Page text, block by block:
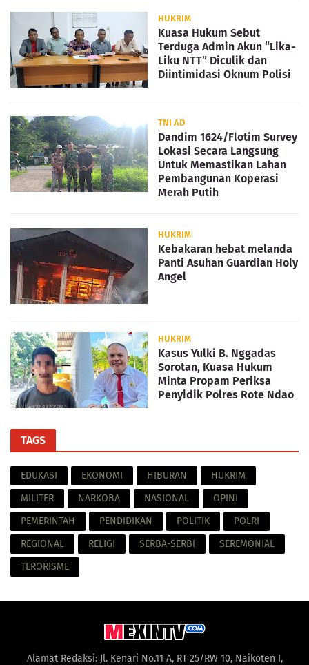
HUKRIM
Kuasa Hukum Sebut
Terduga Admin Akun “Lika-
Liku NTT” Diculik dan
Diintimidasi Oknum Polisi
TNI AD
Dandim 1624/Flotim Survey
Lokasi Secara Langsung
Untuk Memastikan Lahan
Pembangunan Koperasi
Merah Putih
HUKRIM
Kebakaran hebat melanda
Panti Asuhan Guardian Holy
Angel
HUKRIM
Kasus Yulki B. Nggadas
Sorotan, Kuasa Hukum
Minta Propam Periksa
Penyidik Polres Rote Ndao
TAGS
EDUKASI EKONOMI HIBURAN
HUKRIM
MILITER
NARKOBA NASIONAL
OPINI
PEMERINTAH
PENDIDIKAN POLITIK
POLRI
REGIONAL
RELIGI SERBA-SERBI
SEREMONIAL
TERORISME
Alamat Redaksi: Jl. Kenari No.11 A, RT 25/RW 10, Naikoten I,